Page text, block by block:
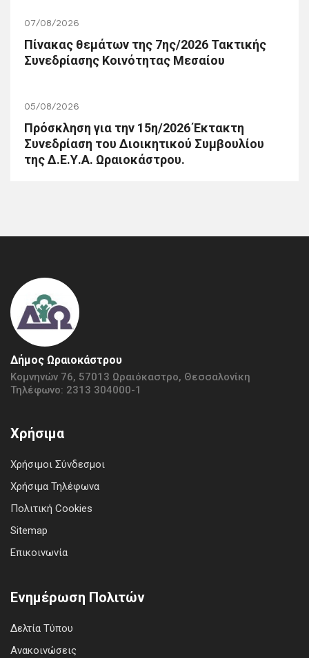
07/08/2026
Πίνακας θεμάτων της 7ης/2026 Τακτικής
Συνεδρίασης Κοινότητας Μεσαίου
05/08/2026
Πρόσκληση για την 15η/2026 Έκτακτη
Συνεδρίαση του Διοικητικού Συμβουλίου
της Δ.Ε.Υ.Α. Ωραιοκάστρου.
Δήμος Ωραιοκάστρου
Κομνηνών 76, 57013 Ωραιόκαστρο, Θεσσαλονίκη
Τηλέφωνο: 2313 304000-1
Χρήσιμα
Χρήσιμοι Σύνδεσμοι
Χρήσιμα Τηλέφωνα
Πολιτική Cookies
Sitemap
Επικοινωνία
Ενημέρωση Πολιτών
Δελτία Τύπου
Ανακοινώσεις